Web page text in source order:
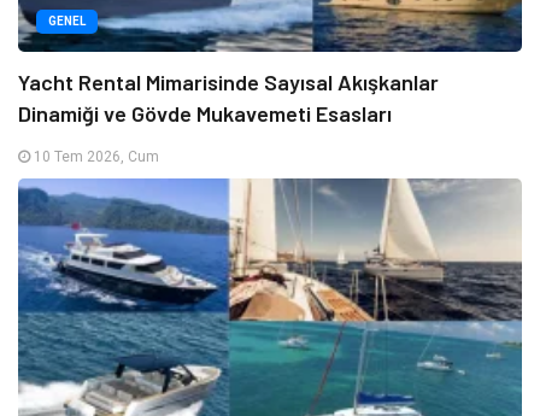
GENEL
Yacht Rental Mimarisinde Sayısal Akışkanlar
Dinamiği ve Gövde Mukavemeti Esasları
10 Tem 2026, Cum